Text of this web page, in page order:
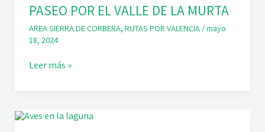
D
E
L
C
S
D
PASEO POR EL VALLE DE LA MURTA
AREA SIERRA DE CORBERA, RUTAS POR VALENCIA/mayo
18, 2024
P
O
Leer más »